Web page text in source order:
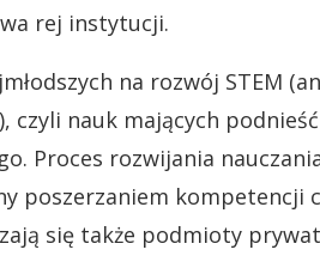
rej instytucji.
na rozwój STEM
czyli nauk mających
Proces rozwijania
poszerzaniem kompetencji
się także podmioty